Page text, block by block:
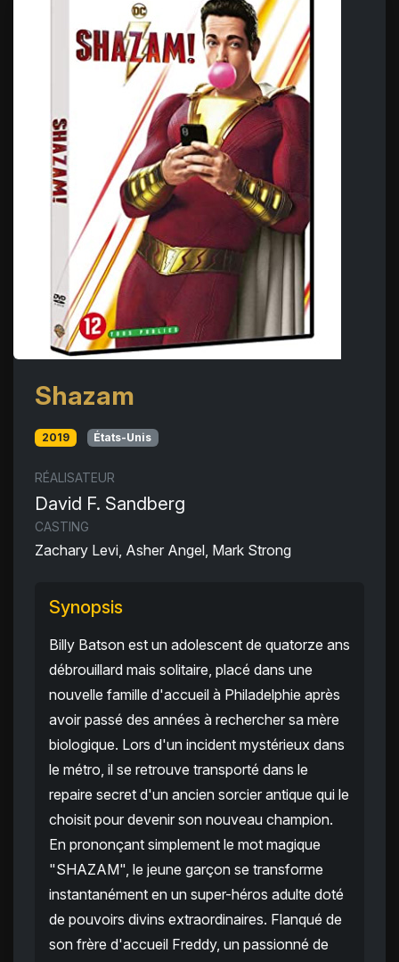
Shazam
2019 États-Unis
RÉALISATEUR
David F. Sandberg
CASTING
Zachary Levi, Asher Angel, Mark Strong
Synopsis
Billy Batson est un adolescent de quatorze ans
débrouillard mais solitaire, placé dans une
nouvelle famille d'accueil à Philadelphie après
avoir passé des années à rechercher sa mère
biologique. Lors d'un incident mystérieux dans
le métro, il se retrouve transporté dans le
repaire secret d'un ancien sorcier antique qui le
choisit pour devenir son nouveau champion.
En prononçant simplement le mot magique
"SHAZAM", le jeune garçon se transforme
instantanément en un super-héros adulte doté
de pouvoirs divins extraordinaires. Flanqué de
son frère d'accueil Freddy, un passionné de